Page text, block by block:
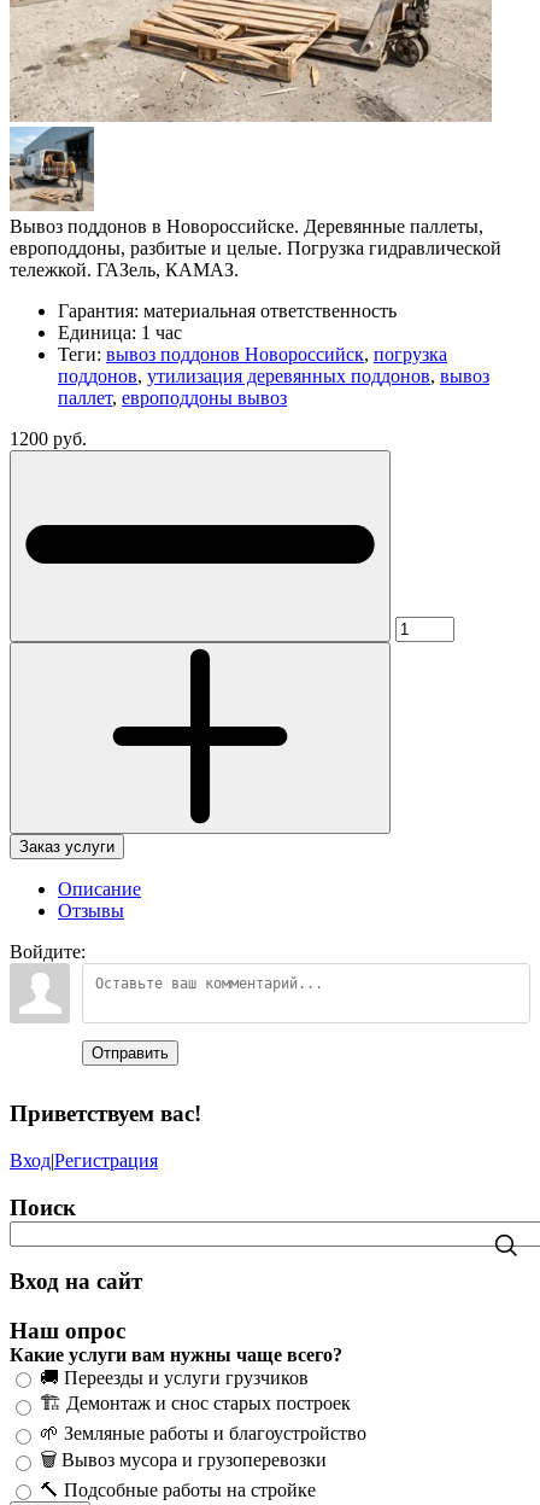
Вывоз поддонов в Новороссийске. Деревянные паллеты,
европоддоны, разбитые и целые. Погрузка гидравлической
тележкой. ГАЗель, КАМАЗ.
Гарантия: материальная ответственность
Единица: 1 час
Теги: вывоз поддонов Новороссийск, погрузка
поддонов, утилизация деревянных поддонов, вывоз
паллет, европоддоны вывоз
1200 руб.
Заказ услуги
Описание
Отзывы
Войдите:
Отправить
Приветствуем вас!
Вход|Регистрация
Поиск
Вход на сайт
Наш опрос
Какие услуги вам нужны чаще всего?
🚚 Переезды и услуги грузчиков
🏗️ Демонтаж и снос старых построек
🌱 Земляные работы и благоустройство
🗑️ Вывоз мусора и грузоперевозки
🔨 Подсобные работы на стройке